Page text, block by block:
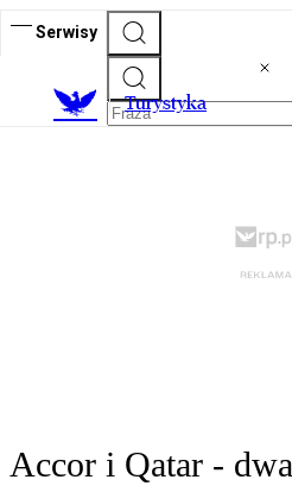
Serwisy
Turystyka
Accor i Qatar -